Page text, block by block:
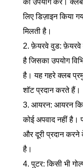
का उपयोग करें।
लिए डिज़ाइन किया
मिलती है।
2. फ़ेयरवे वुड: फ़ेयरवे
है जिसका उपयोग
है। यह गहरे क्लब
शॉट प्रदान करते हैं।
3. आयरन: आयरन
कोई अपवाद नहीं है।
और दूरी प्रदान करने
है।
4. पुटर: किसी भी